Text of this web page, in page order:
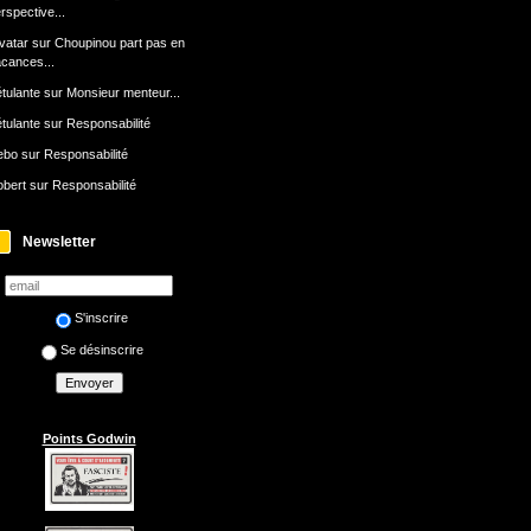
sur Choupinou part pas en
sur Monsieur menteur...
sur Responsabilité
sur Responsabilité
sur Responsabilité
Newsletter
S'inscrire
Se désinscrire
Points Godwin